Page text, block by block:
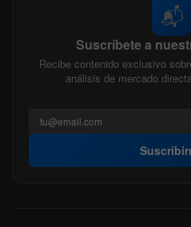
📬
Suscríbete a
Recibe contenido exclusivo
análisis de mercado